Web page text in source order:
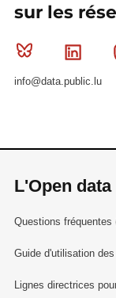
sur les
Bluesky
info@data.public.lu
L'Open data
Questions fréquentes
Guide d'utilisation
Lignes directrices